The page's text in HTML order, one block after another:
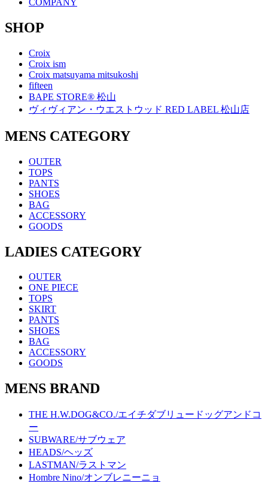
COMPANY
SHOP
Croix
Croix ism
Croix matsuyama mitsukoshi
fifteen
BAPE STORE® 松山
ヴィヴィアン・ウエストウッド RED LABEL 松山店
MENS CATEGORY
OUTER
TOPS
PANTS
SHOES
BAG
ACCESSORY
GOODS
LADIES CATEGORY
OUTER
ONE PIECE
TOPS
SKIRT
PANTS
SHOES
BAG
ACCESSORY
GOODS
MENS BRAND
THE H.W.DOG&CO./エイチダブリュードッグアンドコ
ー
SUBWARE/サブウェア
HEADS/ヘッズ
LASTMAN/ラストマン
Hombre Nino/オンブレニーニョ